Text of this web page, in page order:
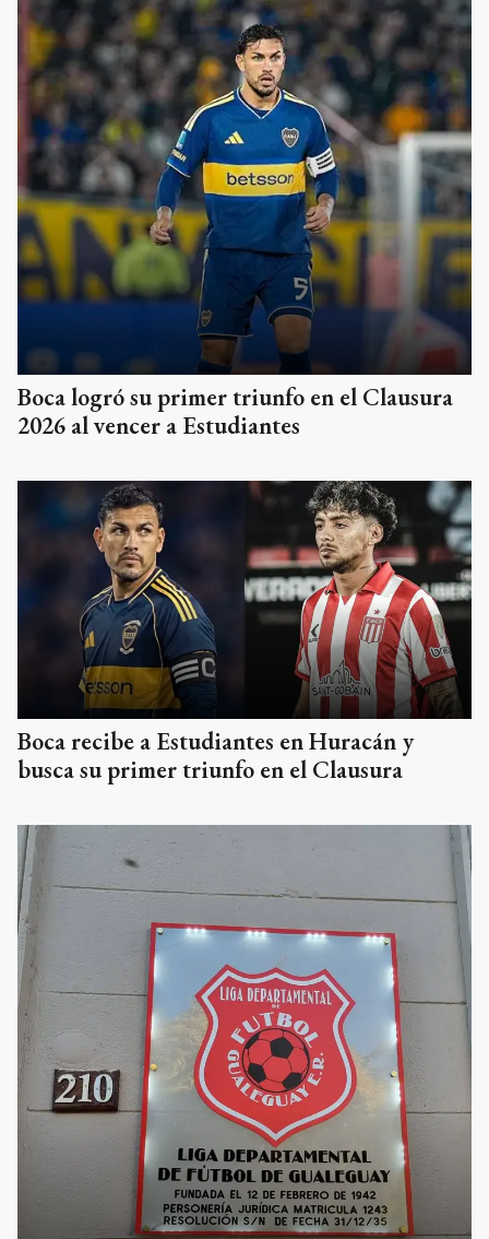
Boca logró su primer triunfo en el Clausura
2026 al vencer a Estudiantes
Boca recibe a Estudiantes en Huracán y
busca su primer triunfo en el Clausura